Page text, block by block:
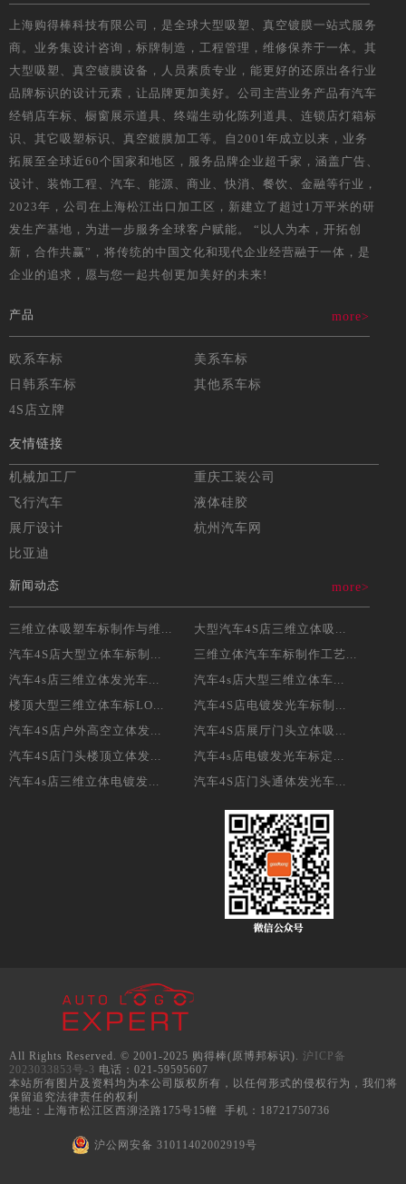
上海购得棒科技有限公司，是全球大型吸塑、真空镀膜一站式服务
商。业务集设计咨询，标牌制造，工程管理，维修保养于一体。其
大型吸塑、真空镀膜设备，人员素质专业，能更好的还原出各行业
品牌标识的设计元素，让品牌更加美好。公司主营业务产品有汽车
经销店车标、橱窗展示道具、终端生动化陈列道具、连锁店灯箱标
识、其它吸塑标识、真空鍍膜加工等。自2001年成立以来，业务
拓展至全球近60个国家和地区，服务品牌企业超千家，涵盖广告、
设计、装饰工程、汽车、能源、商业、快消、餐饮、金融等行业，
2023年，公司在上海松江出口加工区，新建立了超过1万平米的研
发生产基地，为进一步服务全球客户赋能。 “以人为本，开拓创
新，合作共赢”，将传统的中国文化和现代企业经营融于一体，是
企业的追求，愿与您一起共创更加美好的未来!
产品 more>
欧系车标
美系车标
日韩系车标
其他系车标
4S店立牌
友情链接
机械加工厂
重庆工装公司
飞行汽车
液体硅胶
展厅设计
杭州汽车网
比亚迪
新闻动态 more>
三维立体吸塑车标制作与维...
大型汽车4S店三维立体吸...
汽车4S店大型立体车标制...
三维立体汽车车标制作工艺...
汽车4s店三维立体发光车...
汽车4s店大型三维立体车...
楼顶大型三维立体车标LO...
汽车4S店电镀发光车标制...
汽车4S店户外高空立体发...
汽车4S店展厅门头立体吸...
汽车4S店门头楼顶立体发...
汽车4s店电镀发光车标定...
汽车4s店三维立体电镀发...
汽车4S店门头通体发光车...
All Rights Reserved. © 2001-2025 购得棒(原博邦标识). 沪ICP备
2023033853号-3 电话：021-59595607
本站所有图片及资料均为本公司版权所有，以任何形式的侵权行为，我们将
保留追究法律责任的权利
地址：上海市松江区西泖泾路175号15幢 手机：18721750736
沪公网安备 31011402002919号